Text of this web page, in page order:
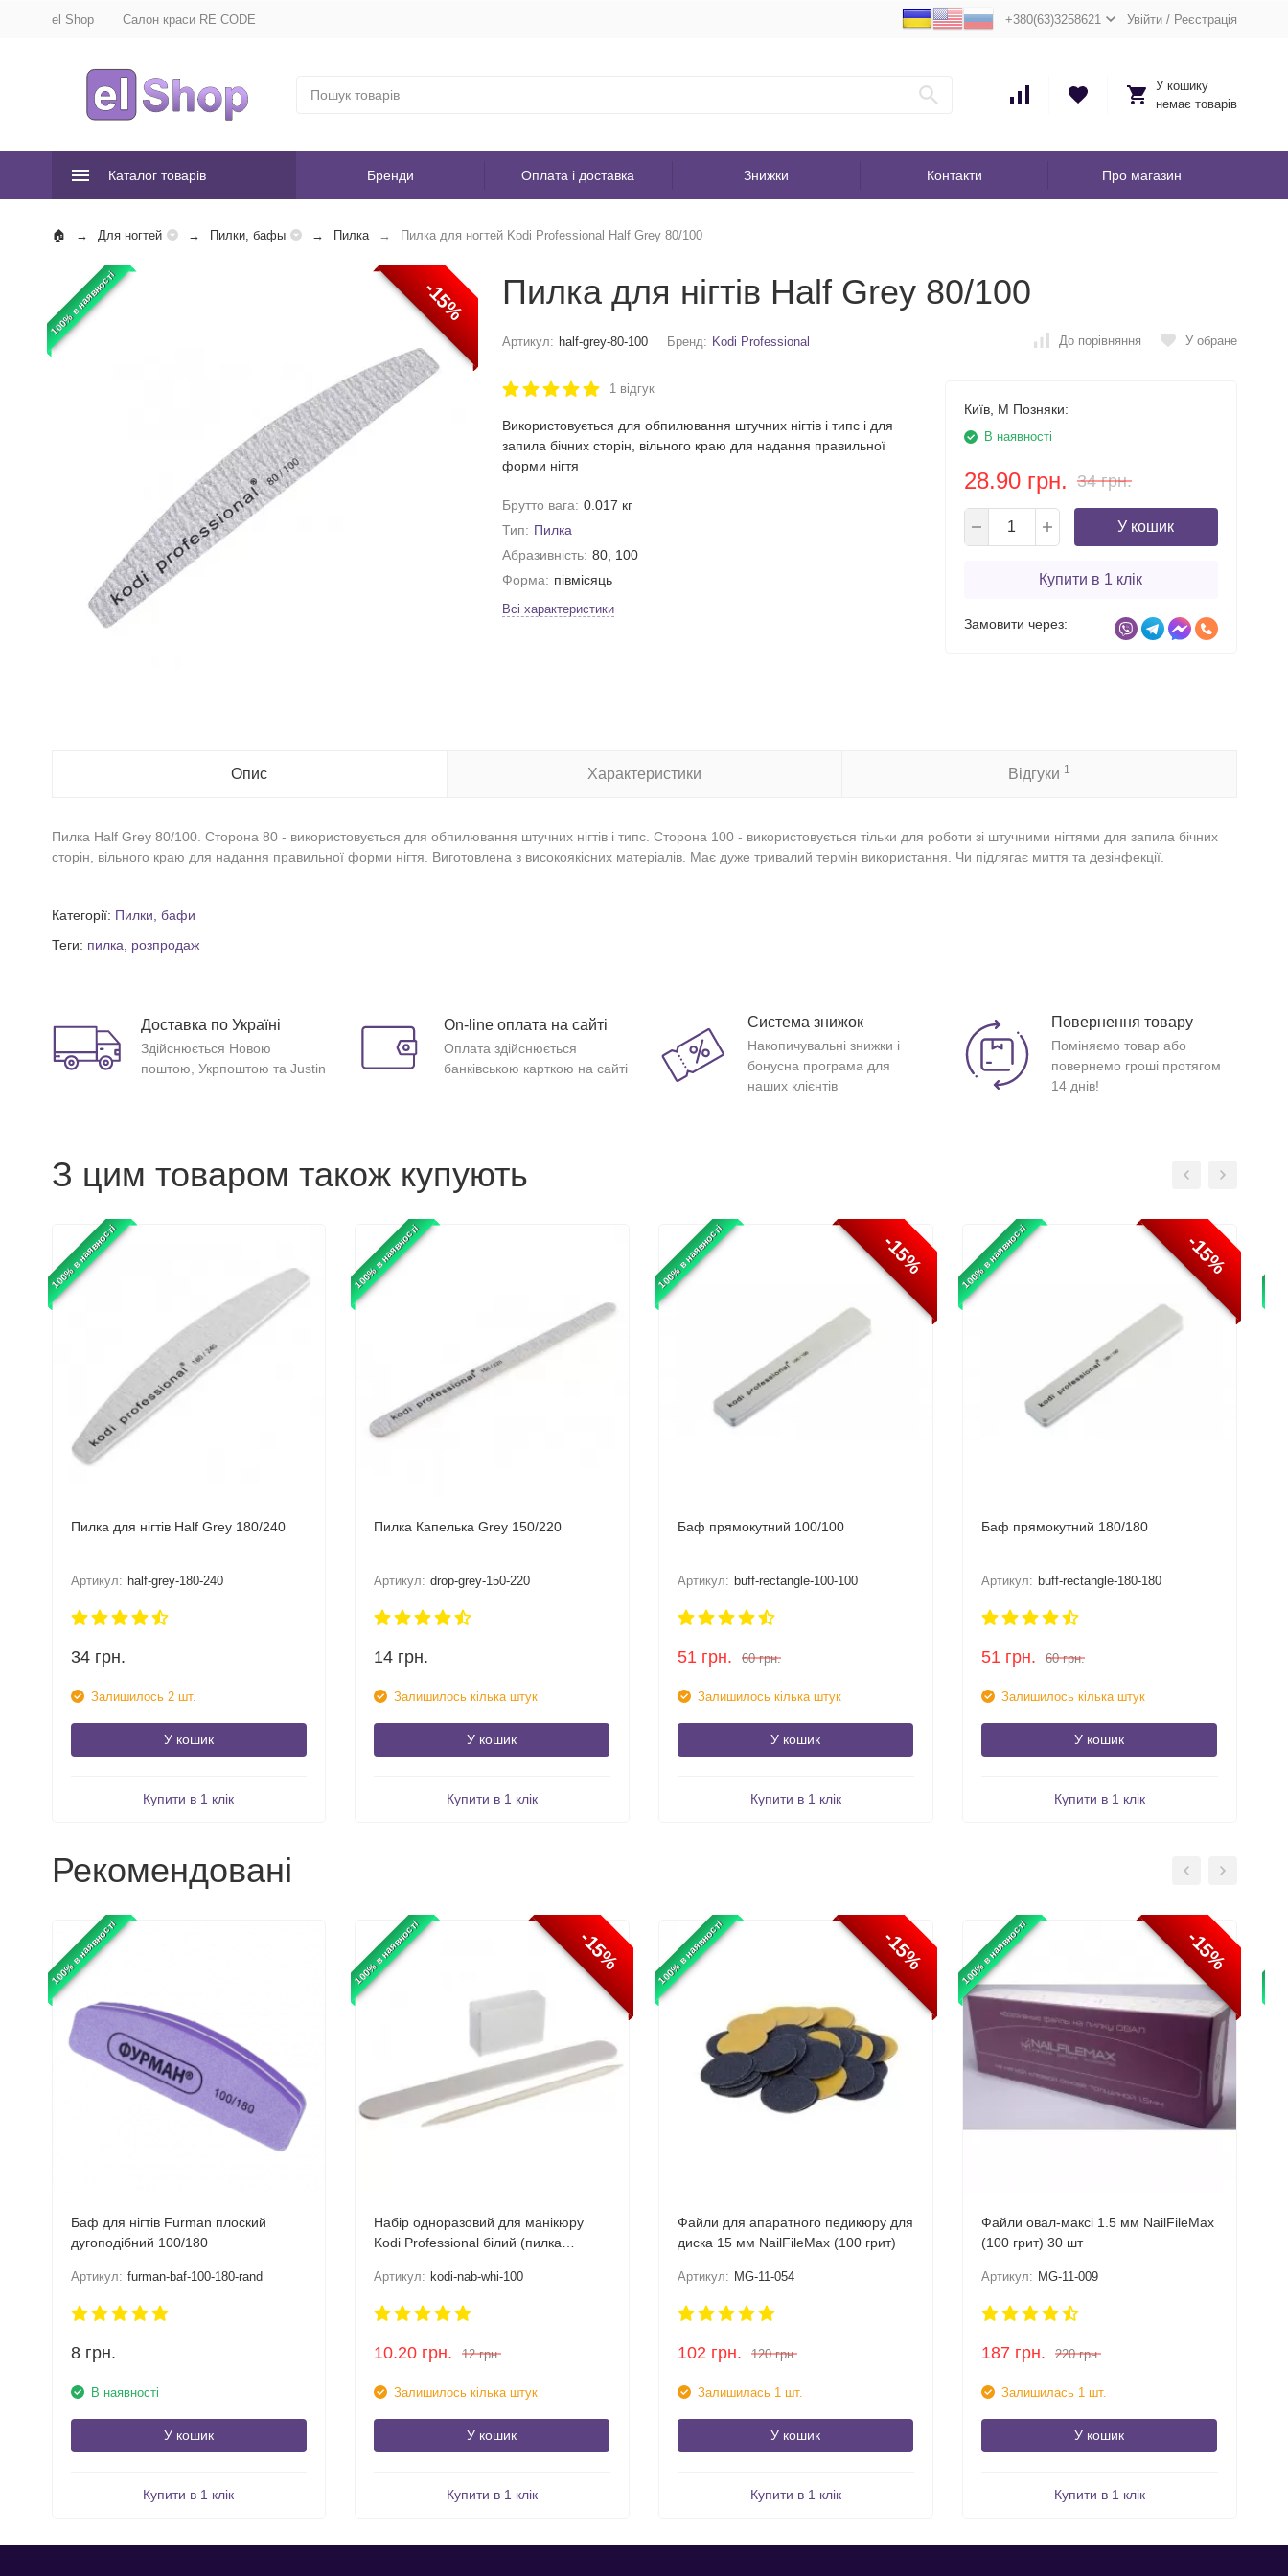
el Shop Салон краси RE CODE +380(63)3258621 Увійти/ Реєстрація
У кошику
немає товарів
Каталог товарів Бренди Оплата і доставка Знижки Контакти Про магазин
Для ногтей Пилки, бафы Пилка Пилка для ногтей Kodi Professional Half Grey 80/100
100% в наявності -15% Пилка для нігтів Half Grey 80/100
Артикул: half-grey-80-100 Бренд: Kodi Professional До порівняння У обране
1 відгук
Використовується для обпилювання штучних нігтів і типс і для
запила бічних сторін, вільного краю для надання правильної
форми нігтя
Брутто вага: 0.017 кг
Тип: Пилка
Абразивність: 80, 100
Форма: півмісяць
Всі характеристики
Київ, М Позняки:
В наявності
28.90 грн. 34 грн.
У кошик
Купити в 1 клік
Замовити через:
Опис Характеристики Відгуки 1
Пилка Half Grey 80/100. Сторона 80 - використовується для обпилювання штучних нігтів і типс. Сторона 100 - використовується тільки для роботи зі штучними нігтями для запила бічних
сторін, вільного краю для надання правильної форми нігтя. Виготовлена з високоякісних матеріалів. Має дуже тривалий термін використання. Чи підлягає миття та дезінфекції.
Категорії: Пилки, бафи
Теги: пилка розпродаж
Доставка по Україні
Здійснюється Новою
поштою, Укрпоштою та Justin
On-line оплата на сайті
Оплата здійснюється
банківською карткою на сайті
Система знижок
Накопичувальні знижки і
бонусна програма для
наших клієнтів
Повернення товару
Поміняємо товар або
повернемо гроші протягом
14 днів!
З цим товаром також купують
100% в наявності
Пилка для нігтів Half Grey 180/240
Артикул: half-grey-180-240
34 грн.
Залишилось 2 шт.
У кошик
Купити в 1 клік
100% в наявності
Пилка Капелька Grey 150/220
Артикул: drop-grey-150-220
14 грн.
Залишилось кілька штук
У кошик
Купити в 1 клік
100% в наявності -15%
Баф прямокутний 100/100
Артикул: buff-rectangle-100-100
51 грн. 60 грн.
Залишилось кілька штук
У кошик
Купити в 1 клік
100% в наявності -15%
Баф прямокутний 180/180
Артикул: buff-rectangle-180-180
51 грн. 60 грн.
Залишилось кілька штук
У кошик
Купити в 1 клік
Рекомендовані
100% в наявності
Баф для нігтів Furman плоский
дугоподібний 100/180
Артикул: furman-baf-100-180-rand
8 грн.
В наявності
У кошик
Купити в 1 клік
100% в наявності -15%
Набір одноразовий для манікюру
Kodi Professional білий (пилка
Артикул: kodi-nab-whi-100
10.20 грн. 12 грн.
Залишилось кілька штук
У кошик
Купити в 1 клік
100% в наявності -15%
Файли для апаратного педикюру для
диска 15 мм NailFileMax (100 грит)
Артикул: MG-11-054
102 грн. 120 грн.
Залишилась 1 шт.
У кошик
Купити в 1 клік
100% в наявності -15%
Файли овал-максі 1.5 мм NailFileMax
(100 грит) 30 шт
Артикул: MG-11-009
187 грн. 220 грн.
Залишилась 1 шт.
У кошик
Купити в 1 клік